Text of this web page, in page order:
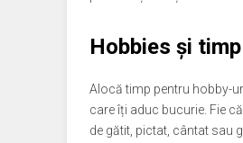
Hobbies și
Alocă timp pentru hobby-
care îți aduc bucurie. Fie
de gătit, pictat, cântat sau